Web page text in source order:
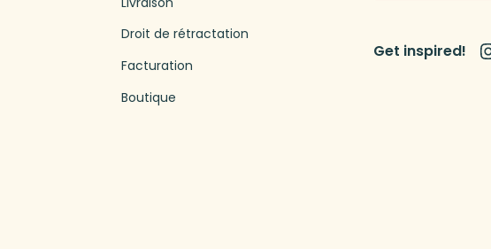
Droit de rétractation
Facturation
Boutique
Get inspired!